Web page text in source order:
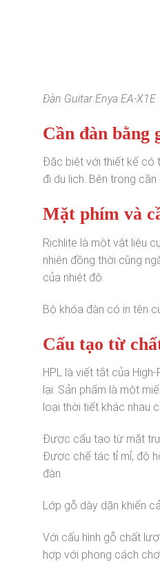
Đàn Guitar Enya EA-X1E
Cần đàn bằng
Đặc biệt với thiết kế có
đi du lịch. Bên trong
Mặt phím và
Richlite là một vật liệu
nhiên đồng thời cũng
của nhiệt độ.
Bộ khóa đàn có in tên
Cấu tạo từ
HPL là viết tắt của
lại. Sản phẩm là một
loại thời tiết khác nhau
Được cấu tạo từ mặt
Được chế tác tỉ mỉ, độ
đàn.
Lớp gỗ dày dặn khiến
Với cấu hình gỗ chất
hợp với phong cách